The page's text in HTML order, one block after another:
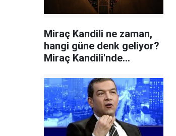
Miraç Kandili ne zaman,
hangi güne denk geliyor?
Miraç Kandili'nde
okunacak dualar neler?